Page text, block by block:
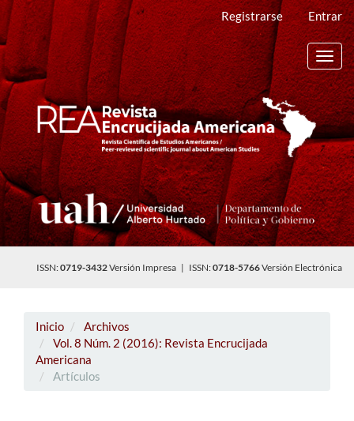
Navegación
principal
Contenido
principal
Barra
lateral
Registrarse Entrar
ISSN:0719-3432Versión Impresa | ISSN:0718-5766Versión Electrónica
Inicio
Archivos
Vol. 8 Núm. 2 (2016): Revista Encrucijada
Americana
Artículos